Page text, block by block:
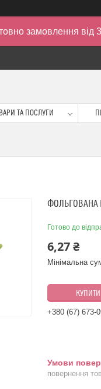
замовлення від
ТА ПОСЛУГИ
ФОЛЬГОВАНА
Готово до
6,27 ₴
Мінімальна
КУПИТИ
+380 (67) 673-
повернення